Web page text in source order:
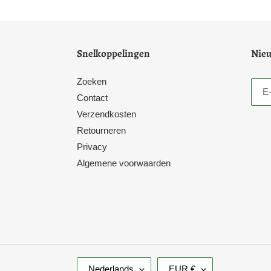
Snelkoppelingen
Zoeken
Contact
Verzendkosten
Retourneren
Privacy
Algemene voorwaarden
T Nederlands
V EUR €